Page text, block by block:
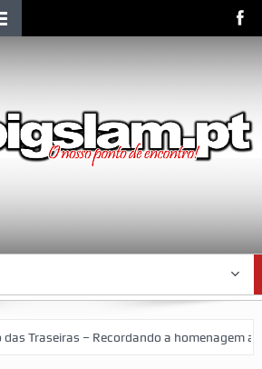
Traseiras – Recordando a homenagem ao